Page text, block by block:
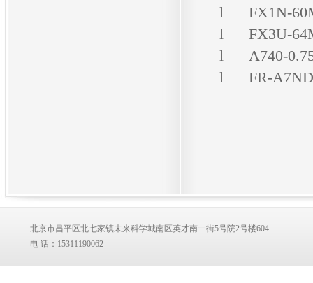
l
FX1N-
l
FX3U-
l
A740-
l
FR-A7ND
北京市昌平区北七家镇未来科学城南区英才
电 话：15311190062 技术